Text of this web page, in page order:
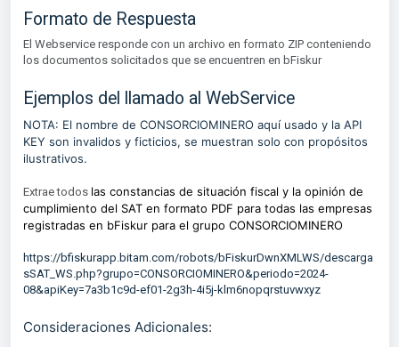
Formato de Respuesta
El Webservice responde con un archivo en formato ZIP conteniendo
los documentos solicitados que se encuentren en bFiskur
Ejemplos del llamado al WebService
NOTA: El nombre de CONSORCIOMINERO aquí usado y la API
KEY son invalidos y ficticios, se muestran solo con propósitos
ilustrativos.
Extrae todos las constancias de situación fiscal y la opinión de
cumplimiento del SAT en formato PDF para todas las empresas
registradas en bFiskur para el grupo CONSORCIOMINERO
https://bfiskurapp.bitam.com/robots/bFiskurDwnXMLWS/descarga
sSAT_WS.php?grupo=CONSORCIOMINERO&periodo=2024-
08&apiKey=7a3b1c9d-ef01-2g3h-4i5j-klm6nopqrstuvwxyz
Consideraciones Adicionales: